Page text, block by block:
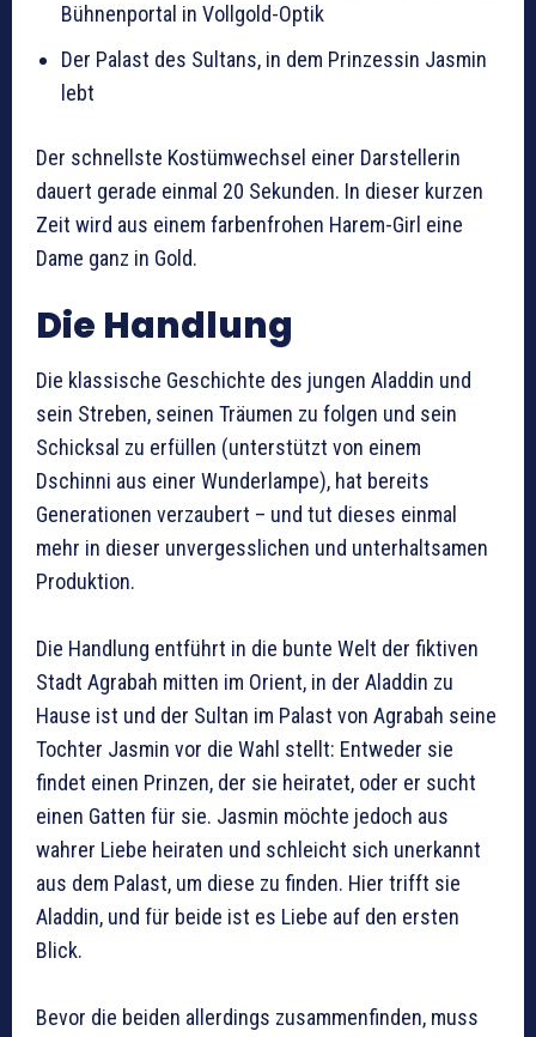
Bühnenportal in Vollgold-Optik
Der Palast des Sultans, in dem Prinzessin Jasmin
lebt
Der schnellste Kostümwechsel einer Darstellerin
dauert gerade einmal 20 Sekunden. In dieser kurzen
Zeit wird aus einem farbenfrohen Harem-Girl eine
Dame ganz in Gold.
Die Handlung
Die klassische Geschichte des jungen Aladdin und
sein Streben, seinen Träumen zu folgen und sein
Schicksal zu erfüllen (unterstützt von einem
Dschinni aus einer Wunderlampe), hat bereits
Generationen verzaubert – und tut dieses einmal
mehr in dieser unvergesslichen und unterhaltsamen
Produktion.
Die Handlung entführt in die bunte Welt der fiktiven
Stadt Agrabah mitten im Orient, in der Aladdin zu
Hause ist und der Sultan im Palast von Agrabah seine
Tochter Jasmin vor die Wahl stellt: Entweder sie
findet einen Prinzen, der sie heiratet, oder er sucht
einen Gatten für sie. Jasmin möchte jedoch aus
wahrer Liebe heiraten und schleicht sich unerkannt
aus dem Palast, um diese zu finden. Hier trifft sie
Aladdin, und für beide ist es Liebe auf den ersten
Blick.
Bevor die beiden allerdings zusammenfinden, muss